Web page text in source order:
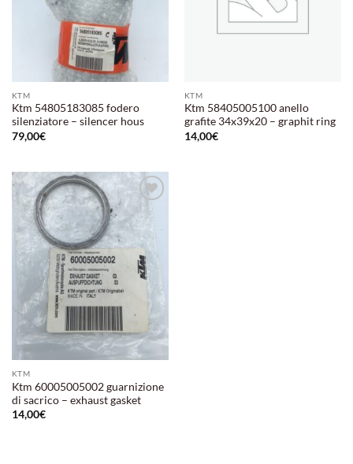
KTM
Ktm 54805183085 fodero
silenziatore – silencer hous
79,00€
KTM
Ktm 58405005100 anello
grafite 34x39x20 – graphit ring
14,00€
Aggiungi
alla lista
desideri
KTM
Ktm 60005005002 guarnizione
di sacrico – exhaust gasket
14,00€